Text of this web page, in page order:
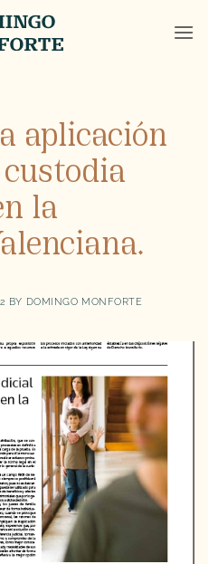
aplicación
la
BY DOMINGO MONFORTE